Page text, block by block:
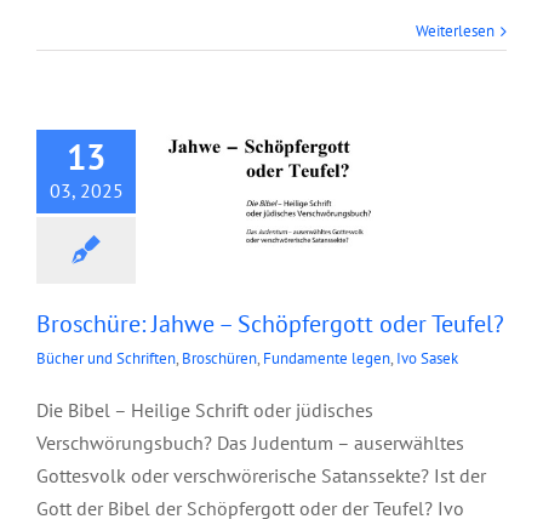
Weiterlesen
13
03, 2025
Broschüre: Jahwe – Schöpfergott oder Teufel?
Bücher und Schriften, Broschüren, Fundamente legen, Ivo Sasek
Die Bibel – Heilige Schrift oder jüdisches
Verschwörungsbuch? Das Judentum – auserwähltes
Gottesvolk oder verschwörerische Satanssekte? Ist der
Gott der Bibel der Schöpfergott oder der Teufel? Ivo